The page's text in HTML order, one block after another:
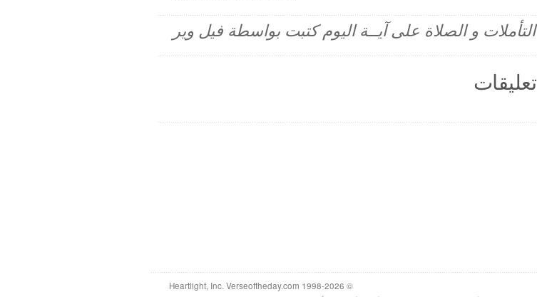
التأملات و الصلاة على آيــة اليوم كتبت بواسطة فيل وير
تعليقات
© 1998-2026 Heartlight, Inc. Verseoftheday.com